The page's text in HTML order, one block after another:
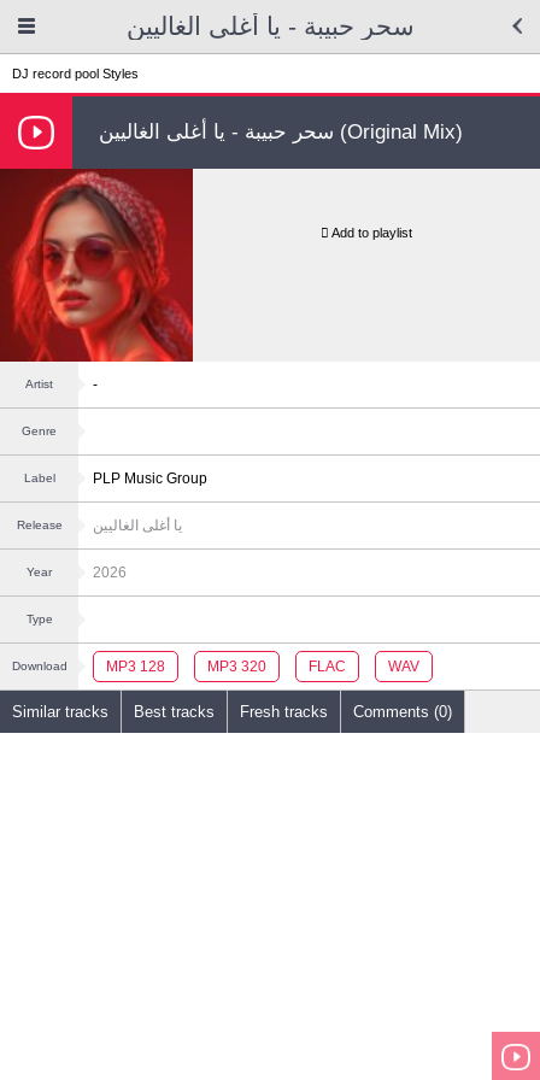
سحر حبيبة - يا أغلى الغاليين
DJ record pool Styles
سحر حبيبة - يا أغلى الغاليين (Original Mix)
Add to playlist
Artist -
Genre
Label PLP Music Group
Release يا أغلى الغاليين
Year 2026
Type
Download MP3 128 MP3 320 FLAC WAV
Similar tracks Best tracks Fresh tracks Comments (0)